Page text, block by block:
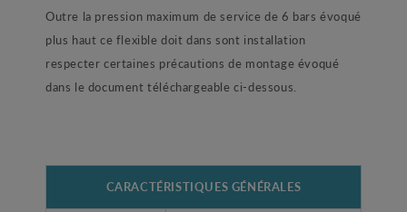
Outre la pression maximum de service de 6 bars évoqué
plus haut ce flexible doit dans sont installation
respecter certaines précautions de montage évoqué
dans le document téléchargeable ci-dessous.
CARACTÉRISTIQUES GÉNÉRALES